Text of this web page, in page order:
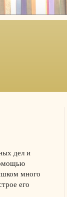
дел и
много
его